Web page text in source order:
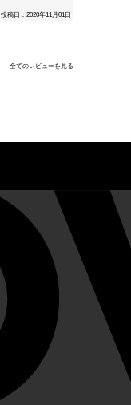
投稿日：2020年11月01日
全てのレビューを見る